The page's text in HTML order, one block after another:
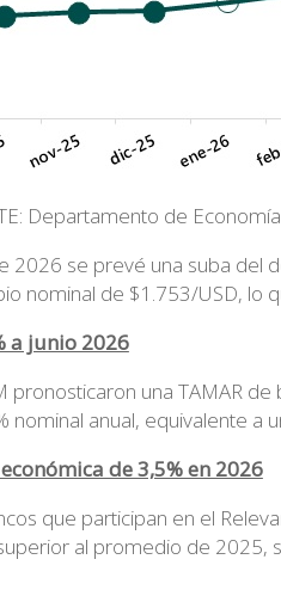
Departamento de
2026 se prevé una suba del
nominal de $1.753/USD, lo
a junio 2026
pronosticaron una TAMAR
anual, equivalente a
de 3,5% en 2026
que participan en el
al promedio de 2025,